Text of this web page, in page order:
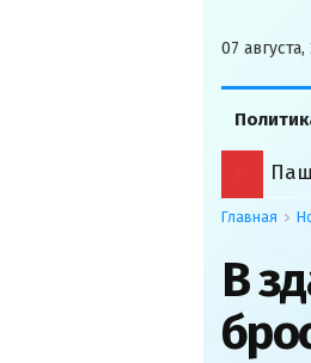
07 августа,
Главная
В